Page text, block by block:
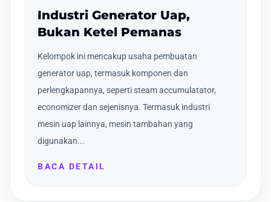
Industri Generator Uap,
Bukan Ketel Pemanas
Kelompok ini mencakup usaha pembuatan
generator uap, termasuk komponen dan
perlengkapannya, seperti steam accumulatator,
economizer dan sejenisnya. Termasuk industri
mesin uap lainnya, mesin tambahan yang
digunakan...
BACA DETAIL